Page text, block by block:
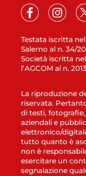
Testata iscritta
Salerno al n. 34/
Società iscritta
l’AGCOM al n.
La riproduzione
riservata.
di testi,
aziendali e
elettronico/
tutto quanto è
non è
esercitare un
segnalazione